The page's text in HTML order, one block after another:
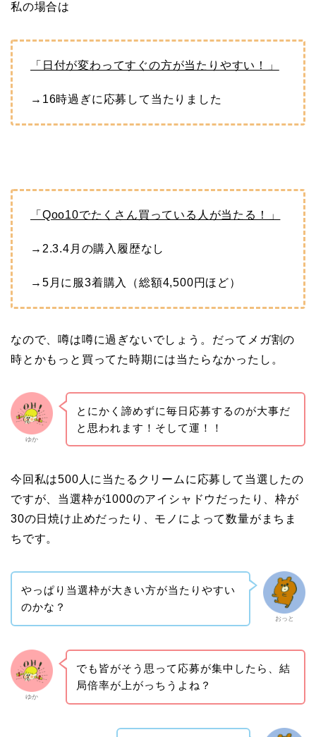
私の場合は
「日付が変わってすぐの方が当たりやすい！」
→16時過ぎに応募して当たりました
「Qoo10でたくさん買っている人が当たる！」
→2.3.4月の購入履歴なし
→5月に服3着購入（総額4,500円ほど）
なので、噂は噂に過ぎないでしょう。だってメガ割の
時とかもっと買ってた時期には当たらなかったし。
ゆか
とにかく諦めずに毎日応募するのが大事だ
と思われます！そして運！！
今回私は500人に当たるクリームに応募して当選したの
ですが、当選枠が1000のアイシャドウだったり、枠が
30の日焼け止めだったり、モノによって数量がまちま
ちです。
おっと
やっぱり当選枠が大きい方が当たりやすい
のかな？
ゆか
でも皆がそう思って応募が集中したら、結
局倍率が上がっちうよね？